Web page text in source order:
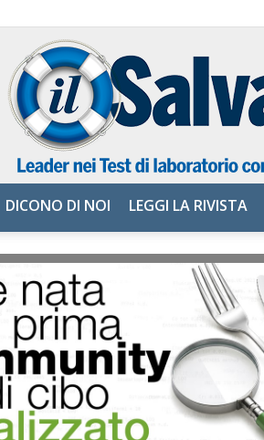
DICONO DI NOI LEGGI LA RIVISTA